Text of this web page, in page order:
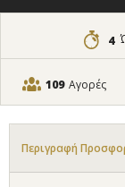
4
109 Αγορές
Περιγραφή